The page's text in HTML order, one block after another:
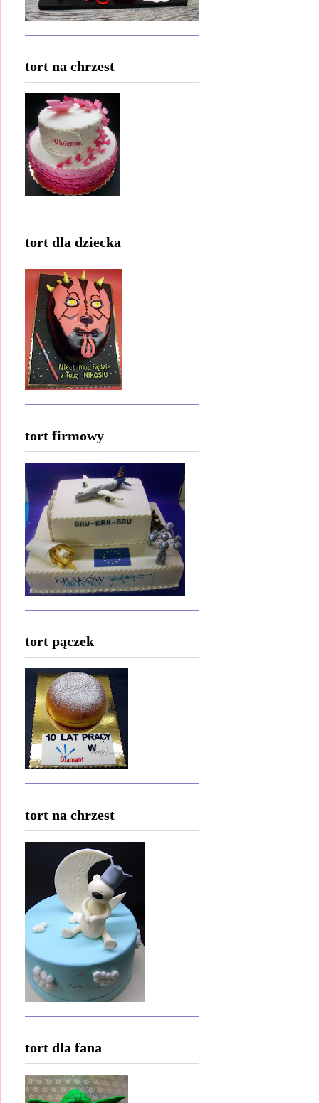
tort na chrzest
tort dla dziecka
tort firmowy
tort pączek
tort na chrzest
tort dla fana